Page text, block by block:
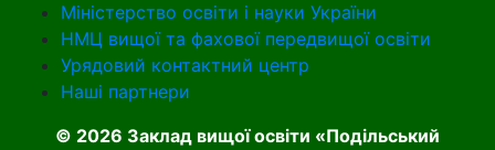
Міністерство освіти і науки України
НМЦ вищої та фахової передвищої освіти
Урядовий контактний центр
Наші партнери
© 2026 Заклад вищої освіти «Подільський